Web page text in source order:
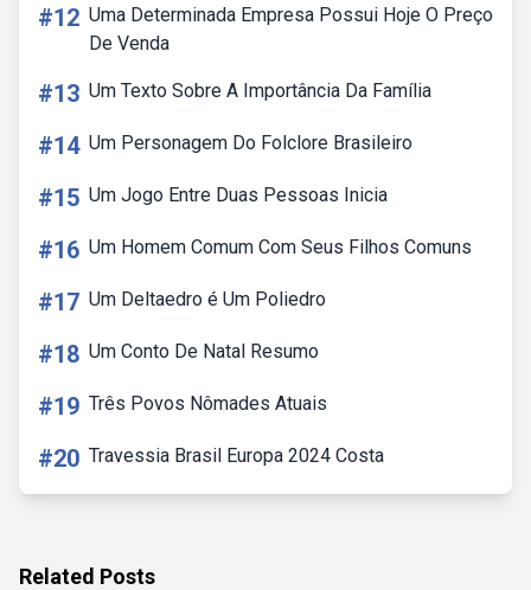
#12 Uma Determinada Empresa Possui Hoje O Preço
De Venda
#13 Um Texto Sobre A Importância Da Família
#14 Um Personagem Do Folclore Brasileiro
#15 Um Jogo Entre Duas Pessoas Inicia
#16 Um Homem Comum Com Seus Filhos Comuns
#17 Um Deltaedro é Um Poliedro
#18 Um Conto De Natal Resumo
#19 Três Povos Nômades Atuais
#20 Travessia Brasil Europa 2024 Costa
Related Posts